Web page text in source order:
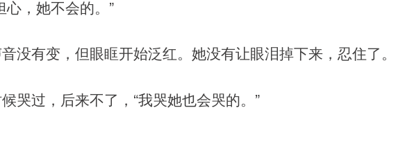
心，她不会的。”
没有变，但眼眶开始泛红。她没有让眼泪掉下来，忍住了。
哭过，后来不了，“我哭她也会哭的。”